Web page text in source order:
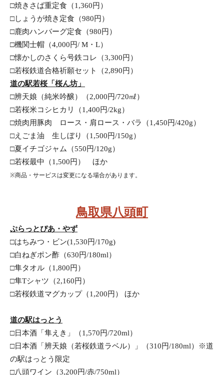
□焼きさば重定食（1,360円）
□しょうが焼き定食（980円）
□鹿肉ハンバーグ定食（980円）
□機関士帽（4,000円/ M・L）
□懐かしのさくら号鉄コレ（3,300円）
□若桜鉄道合格祈願セット（2,890円）
道の駅若桜「桜ん坊」
□辨天娘（純米吟醸）（2,000円/720㎖）
□若桜米コシヒカリ（1,400円/2kg）
□焼肉用豚肉　ロース・肩ロース・バラ（1,450円/420g）
□えごま油　生しぼり（1,500円/150g）
□夏イチゴジャム（550円/120g）
□若桜最中（1,500円）　ほか
※商品・サービスは変更になる場合があります。
鳥取県八頭町
ぷらっとぴあ・やず
□はちみつ・ビン(1,530円/170g)
□白ねぎポン酢（630円/180ml）
□隼タオル（1,800円）
□隼Tシャツ（2,160円）
□若桜鉄道マグカップ（1,200円） ほか
道の駅はっとう
□日本酒「隼えき」（1,570円/720ml）
□日本酒「辨天娘（若桜鉄道ラベル）」（310円/180ml）※道
の駅はっとう限定
□八頭ワイン（3,200円/赤/750ml）